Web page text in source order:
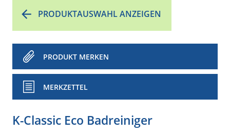
PRODUKTAUSWAHL ANZEIGEN
PRODUKT MERKEN
MERKZETTEL
K-Classic Eco Badreiniger